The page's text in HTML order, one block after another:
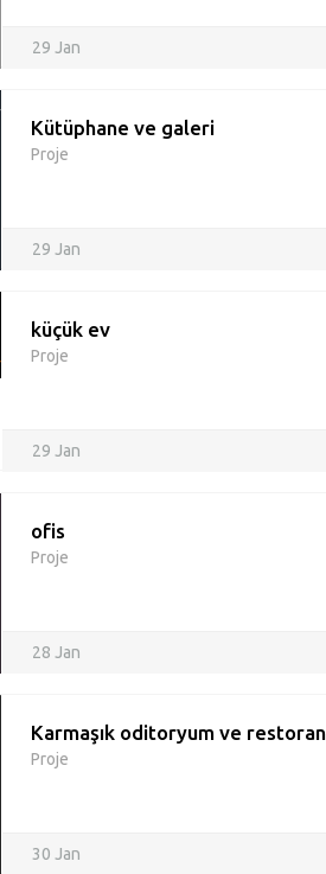
29 Jan
Kütüphane ve galeri
Proje
29 Jan
küçük ev
Proje
29 Jan
ofis
Proje
28 Jan
Karmaşık oditoryum ve
Proje
30 Jan